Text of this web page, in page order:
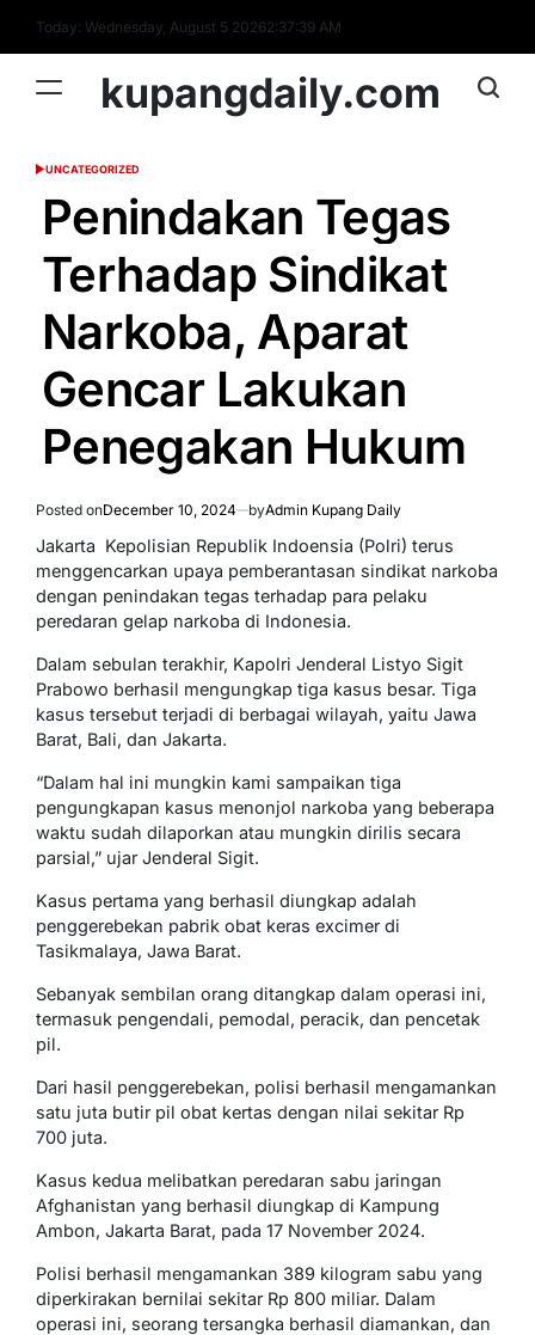
content
Today: Wednesday, August 5 20262:37:40 AM
kupangdaily.com
POSTED
UNCATEGORIZED
Penindakan Tegas
Terhadap Sindikat
Narkoba, Aparat
Gencar Lakukan
Penegakan Hukum
Posted onDecember 10, 2024 byAdmin Kupang Daily
Jakarta  Kepolisian Republik Indoensia (Polri) terus
menggencarkan upaya pemberantasan sindikat narkoba
dengan penindakan tegas terhadap para pelaku
peredaran gelap narkoba di Indonesia.
Dalam sebulan terakhir, Kapolri Jenderal Listyo Sigit
Prabowo berhasil mengungkap tiga kasus besar. Tiga
kasus tersebut terjadi di berbagai wilayah, yaitu Jawa
Barat, Bali, dan Jakarta.
“Dalam hal ini mungkin kami sampaikan tiga
pengungkapan kasus menonjol narkoba yang beberapa
waktu sudah dilaporkan atau mungkin dirilis secara
parsial,” ujar Jenderal Sigit.
Kasus pertama yang berhasil diungkap adalah
penggerebekan pabrik obat keras excimer di
Tasikmalaya, Jawa Barat.
Sebanyak sembilan orang ditangkap dalam operasi ini,
termasuk pengendali, pemodal, peracik, dan pencetak
pil.
Dari hasil penggerebekan, polisi berhasil mengamankan
satu juta butir pil obat kertas dengan nilai sekitar Rp
700 juta.
Kasus kedua melibatkan peredaran sabu jaringan
Afghanistan yang berhasil diungkap di Kampung
Ambon, Jakarta Barat, pada 17 November 2024.
Polisi berhasil mengamankan 389 kilogram sabu yang
diperkirakan bernilai sekitar Rp 800 miliar. Dalam
operasi ini, seorang tersangka berhasil diamankan, dan